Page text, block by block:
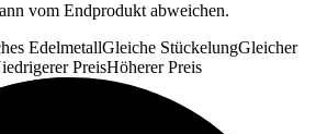
vom Endprodukt abweichen.
EdelmetallGleiche StückelungGleicher
PreisHöherer Preis